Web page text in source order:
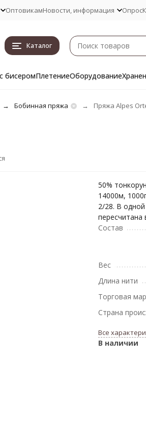
ОптовикамНовости, информация Опрос
Каталог
бисеромПлетениеОборудование
Бобинная пряжа Пряжа Alpes
50%
14000м,
2/28. В
пересчитана
Состав
Вес
Длина нити
Торговая
Страна
Все
В наличии